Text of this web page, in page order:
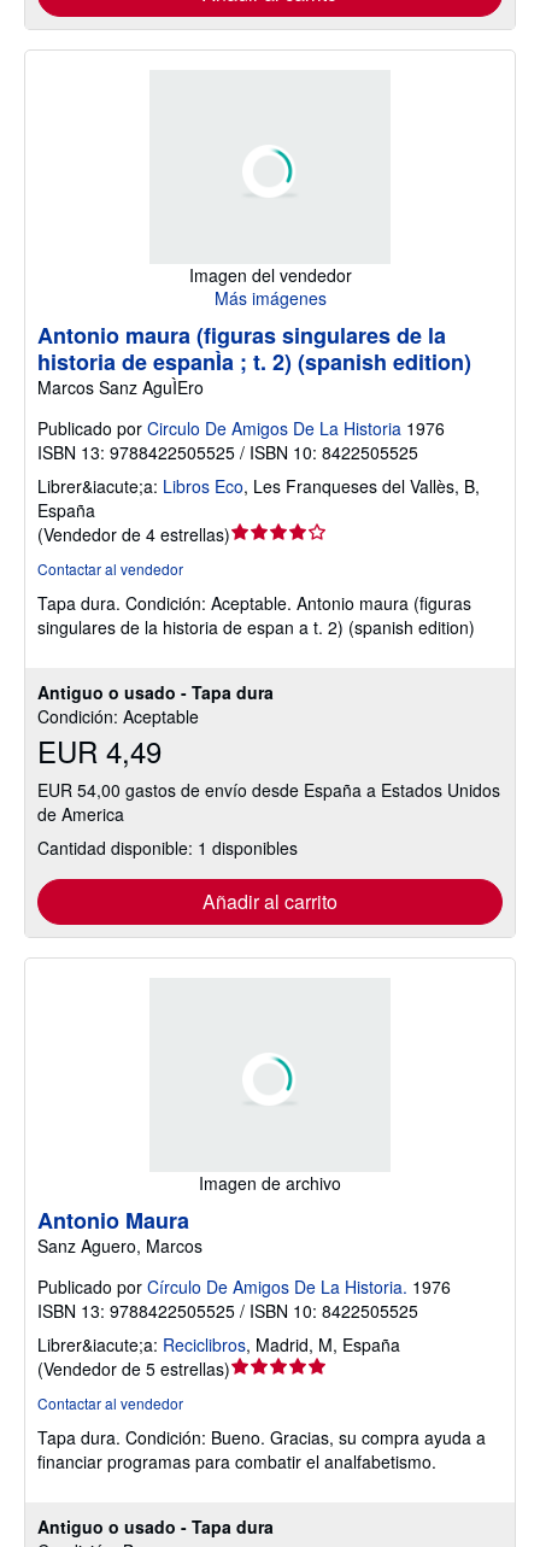
Imagen del vendedor
Más imágenes
Antiguo o usado - Tapa dura
Condición: Aceptable
EUR 4,49
EUR 54,00 gastos de envío desde España a Estados Unidos
de America
Cantidad disponible: 1 disponibles
Añadir al carrito
Antonio maura (figuras singulares de la
historia de espanÌa ; t. 2) (spanish edition)
Marcos Sanz AguÌEro
Publicado por Circulo De Amigos De La Historia 1976
ISBN 13: 9788422505525 / ISBN 10: 8422505525
Librer&iacute;a: Libros Eco, Les Franqueses del Vallès, B,
España
(Vendedor de 4 estrellas)Calificación
4
de
Contactar al vendedor
Tapa dura. Condición: Aceptable. Antonio maura (figuras
singulares de la historia de espan a t. 2) (spanish edition)
Imagen de archivo
Antiguo o usado - Tapa dura
Antonio Maura
Sanz Aguero, Marcos
Publicado por Círculo De Amigos De La Historia. 1976
ISBN 13: 9788422505525 / ISBN 10: 8422505525
Librer&iacute;a: Reciclibros, Madrid, M, España
(Vendedor de 5 estrellas)Calificación
5
de
Contactar al vendedor
Tapa dura. Condición: Bueno. Gracias, su compra ayuda a
financiar programas para combatir el analfabetismo.